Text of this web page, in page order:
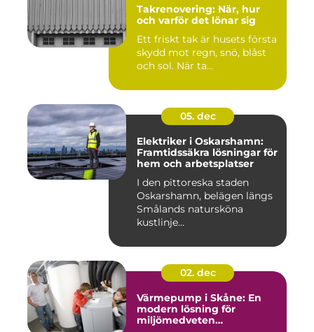
Takrenovering: När, hur
och varför det lönar sig
Ett friskt tak är husets första
skydd mot regn, snö, blåst
och sol. När ta...
05. dec
Elektriker i Oskarshamn:
Framtidssäkra lösningar för
hem och arbetsplatser
I den pittoreska staden
Oskarshamn, belägen längs
Smålands natursköna
kustlinje...
02. dec
Värmepump i Skåne: En
modern lösning för
miljömedveten